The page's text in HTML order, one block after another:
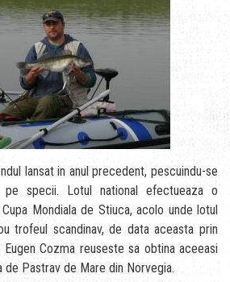
lansat in anul precedent, pescuindu-se
pe specii. Lotul national efectueaza o
Mondiala de Stiuca, acolo unde lotul
trofeul scandinav, de data aceasta prin
Cozma reuseste sa obtina aceeasi
de Pastrav de Mare din Norvegia.